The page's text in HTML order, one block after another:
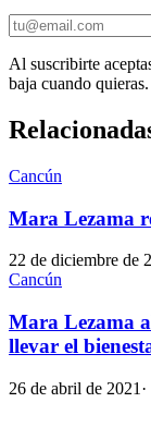
Al suscribirte
baja cuando quieras.
Cancún
Mara Lezama
22 de diciembre de
Cancún
Mara Lezama
llevar el
26 de abril de 2021 ·